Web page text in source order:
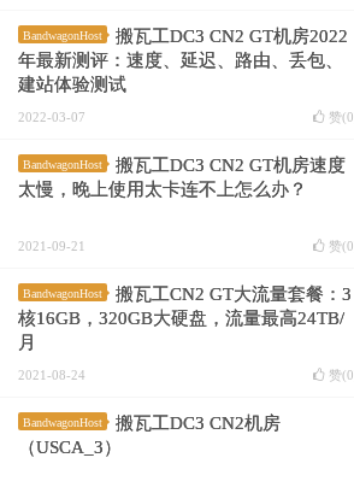
BandwagonHost
搬瓦工DC3 CN2 GT机房2022
年最新测评：速度、延迟、路由、丢包、
建站体验测试
2022-03-07 赞(0
BandwagonHost
搬瓦工DC3 CN2 GT机房速度
太慢，晚上使用太卡连不上怎么办？
2021-09-21 赞(0
BandwagonHost
搬瓦工CN2 GT大流量套餐：3
核16GB，320GB大硬盘，流量最高24TB/
月
2021-08-24 赞(0
BandwagonHost
搬瓦工DC3 CN2机房
（USCA_3）